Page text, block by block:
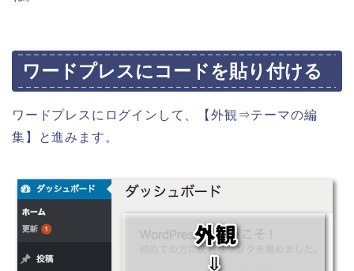
ワードプレスにコードを貼り付ける
ワードプレスにログインして、【外観⇒テーマの編
集】と進みます。